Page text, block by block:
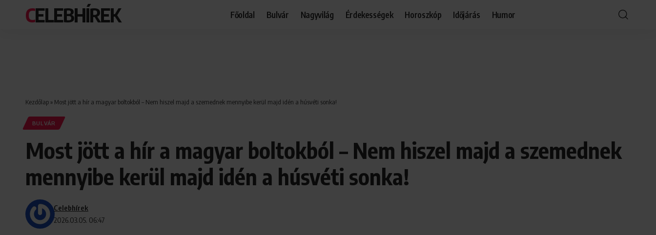
CELEBHÍREK Főoldal Bulvár Nagyvilág Érdekességek Horoszkóp Időjárás Humor
Kezdőlap » Most jött a hír a magyar boltokból – Nem hiszel majd a szemednek mennyibe kerül majd idén a húsvéti sonka!
BULVÁR
Most jött a hír a magyar boltokból – Nem hiszel majd a szemednek
mennyibe kerül majd idén a húsvéti sonka!
2026.03.05. 06:47
Celebhírek